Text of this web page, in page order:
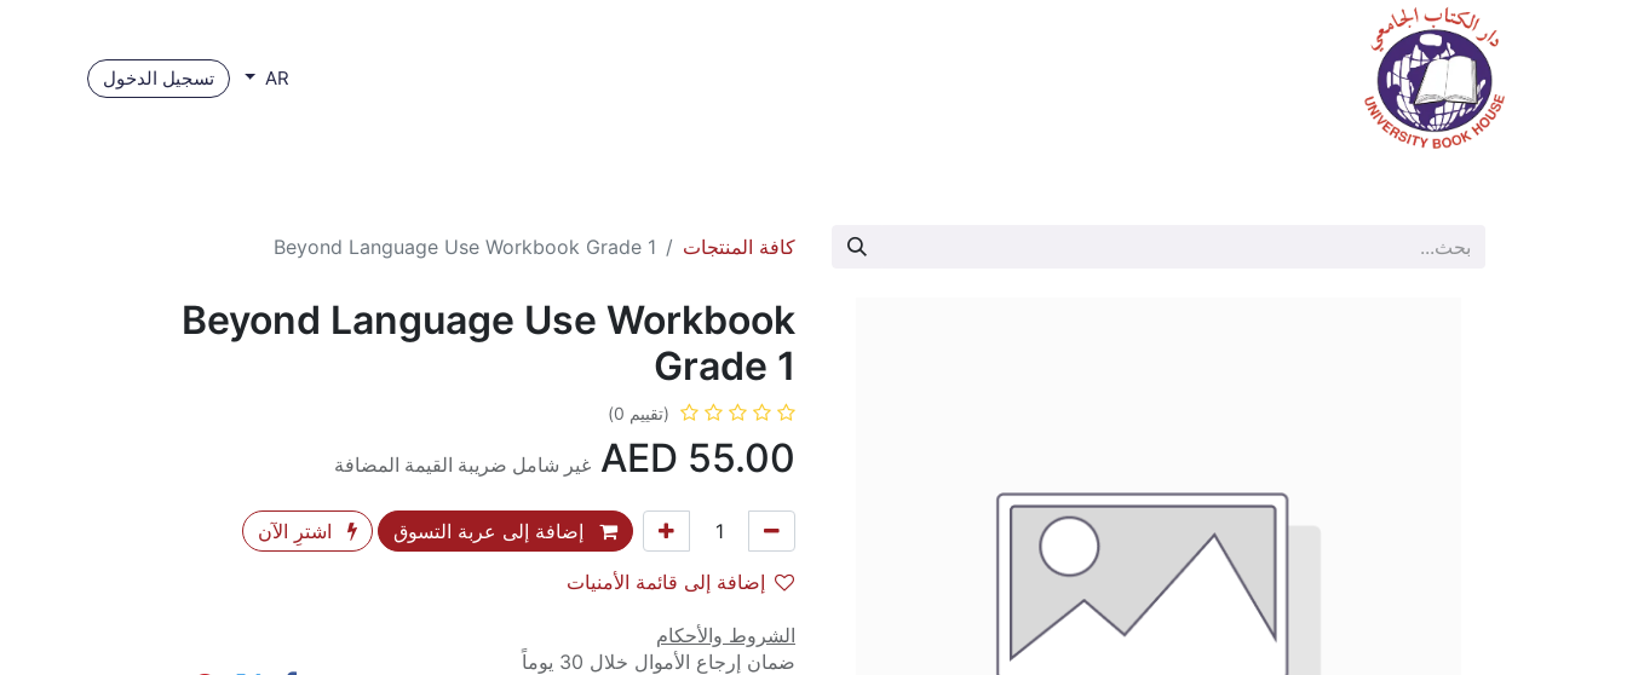
AR تسجيل الدخول
كافة المنتجات Beyond Language Use Workbook Grade 1
Beyond Language Use Workbook
Grade 1
(تقييم 0)
55.00 غير شامل ضريبة القيمة المضافة
إضافة إلى عربة التسوق اشترِ الآن
إضافة إلى قائمة الأمنيات
الشروط والأحكام
ضمان إرجاع الأموال خلال 30 يوماً